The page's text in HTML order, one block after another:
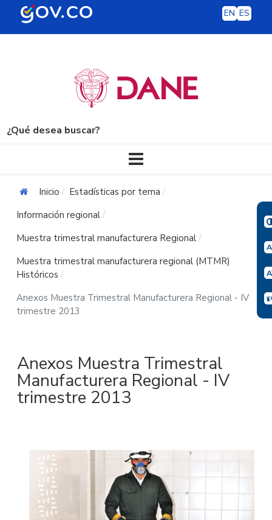
EN ES
¿Qué desea buscar?
Inicio
Estadísticas por tema
Información regional
Muestra trimestral manufacturera Regional
Muestra trimestral manufacturera regional (MTMR)
Históricos
Anexos Muestra Trimestral Manufacturera Regional - IV
trimestre 2013
Anexos Muestra Trimestral
Manufacturera Regional - IV
trimestre 2013